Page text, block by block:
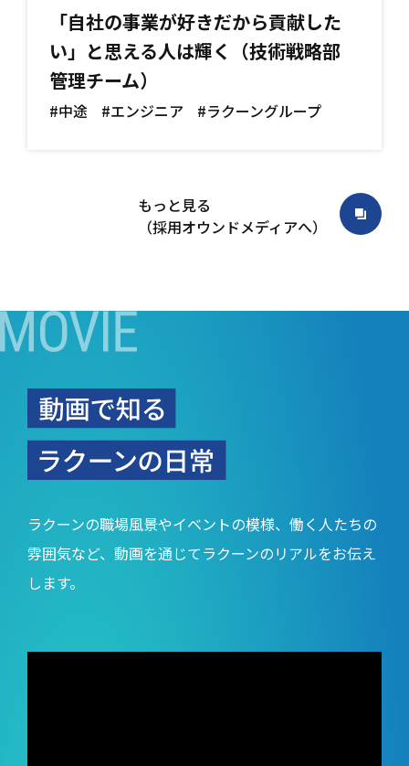
「自社の事業が好きだから貢献した
い」と思える人は輝く（技術戦略部
管理チーム）
#中途 #エンジニア #ラクーングループ
もっと見る
（採用オウンドメディアへ）
ラクーンの職場風景やイベントの模様、働く人たちの
雰囲気など、動画を通じてラクーンのリアルをお伝え
します。